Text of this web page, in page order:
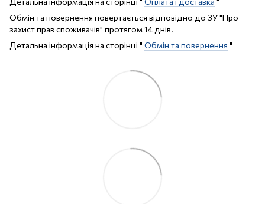
Обмін та повернення повертається відповідно до ЗУ "Про
захист прав споживачів" протягом 14 днів.
Детальна інформація на сторінці " Обмін та повернення "